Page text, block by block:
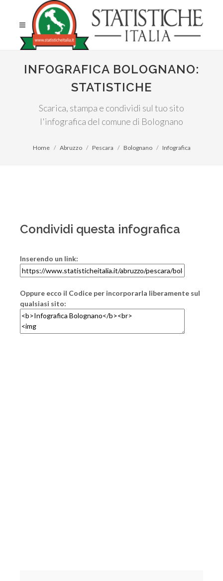
INFOGRAFICA BOLOGNANO:
STATISTICHE
Scarica, stampa e condividi sul tuo sito
l'infografica del comune di Bolognano
Home Abruzzo Pescara Bolognano Infografica
Condividi questa infografica
Inserendo un link:
Oppure ecco il Codice per incorporarla liberamente sul
qualsiasi sito: